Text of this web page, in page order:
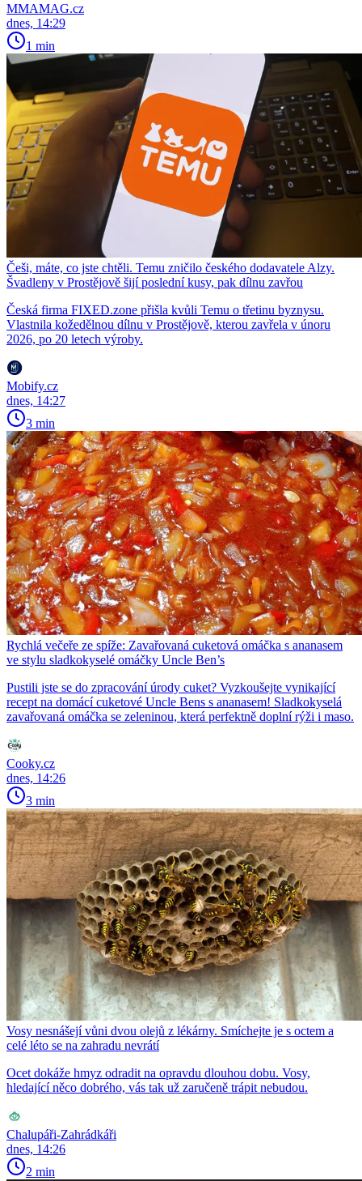
MMAMAG.cz
dnes, 14:29
1 min
Češi, máte, co jste chtěli. Temu zničilo českého dodavatele Alzy.
Švadleny v Prostějově šijí poslední kusy, pak dílnu zavřou
Česká firma FIXED.zone přišla kvůli Temu o třetinu byznysu.
Vlastnila kožedělnou dílnu v Prostějově, kterou zavřela v únoru
2026, po 20 letech výroby.
Mobify.cz
dnes, 14:27
3 min
Rychlá večeře ze spíže: Zavařovaná cuketová omáčka s ananasem
ve stylu sladkokyselé omáčky Uncle Ben’s
Pustili jste se do zpracování úrody cuket? Vyzkoušejte vynikající
recept na domácí cuketové Uncle Bens s ananasem! Sladkokyselá
zavařovaná omáčka se zeleninou, která perfektně doplní rýži i maso.
Cooky.cz
dnes, 14:26
3 min
Vosy nesnášejí vůni dvou olejů z lékárny. Smíchejte je s octem a
celé léto se na zahradu nevrátí
Ocet dokáže hmyz odradit na opravdu dlouhou dobu. Vosy,
hledající něco dobrého, vás tak už zaručeně trápit nebudou.
Chalupáři-Zahrádkáři
dnes, 14:26
2 min